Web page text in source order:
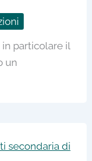
particolare il
un
secondaria di